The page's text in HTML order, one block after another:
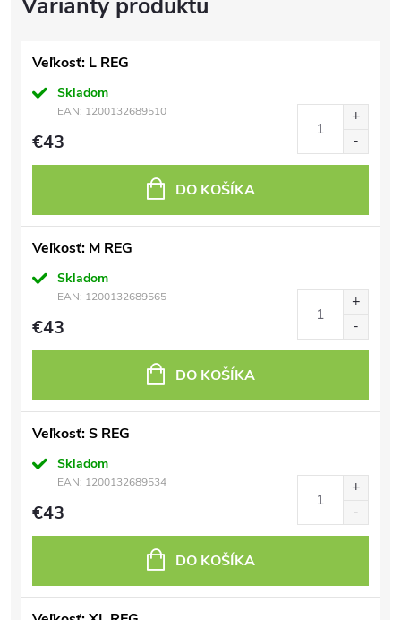
Veľkosť: L REG
Skladom
EAN: 1200132689510
€43
DO KOŠÍKA
Veľkosť: M REG
Skladom
EAN: 1200132689565
€43
DO KOŠÍKA
Veľkosť: S REG
Skladom
EAN: 1200132689534
€43
DO KOŠÍKA